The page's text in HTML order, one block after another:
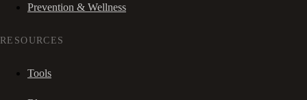
Prevention & Wellness
RESOURCES
Tools